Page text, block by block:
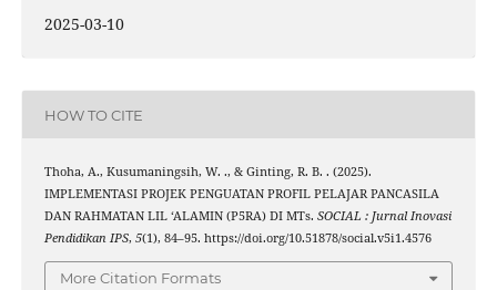
2025-03-10
HOW TO CITE
Thoha, A., Kusumaningsih, W. ., & Ginting, R. B. . (2025).
IMPLEMENTASI PROJEK PENGUATAN PROFIL PELAJAR PANCASILA
DAN RAHMATAN LIL ‘ALAMIN (P5RA) DI MTs. SOCIAL : Jurnal Inovasi
Pendidikan IPS, 5(1), 84–95. https://doi.org/10.51878/social.v5i1.4576
More Citation Formats